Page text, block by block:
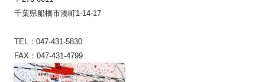
千葉県船橋市湊町1-14-17
TEL：047-431-5830
FAX：047-431-4799